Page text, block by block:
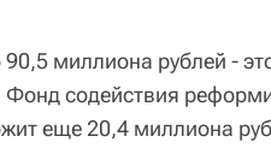
миллиона рублей -
Фонд содействия
еще 20,4 миллиона